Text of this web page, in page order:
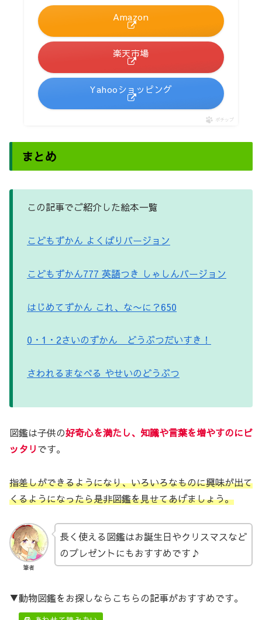
Amazon
楽天市場
Yahooショッピング
ポチップ
まとめ
この記事でご紹介した絵本一覧
こどもずかん よくばりバージョン
こどもずかん777 英語つき しゃしんバージョン
はじめてずかん これ、な〜に？650
0 ・ 1 ・ 2さいのずかん どうぶつだいすき！
さわれるまなべる やせいのどうぶつ
図鑑は子供の好奇心を満たし、知識や言葉を増やすのにピ
ッタリです。
指差しができるようになり、いろいろなものに興味が出て
くるようになったら是非図鑑を見せてあげましょう。
筆者
長く使える図鑑はお誕生日やクリスマスなど
のプレゼントにもおすすめです♪
▼動物図鑑をお探しならこちらの記事がおすすめです。